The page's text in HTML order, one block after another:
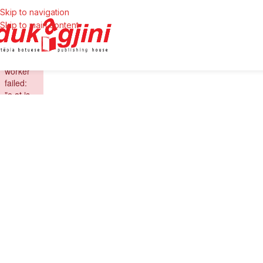
Skip to navigation
Skip to main content